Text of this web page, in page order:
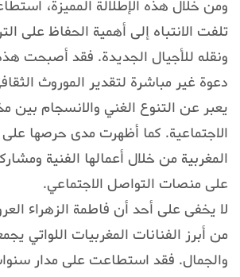
ومن خلال هذه الإطلالة المميزة،
تلفت الانتباه إلى أهمية الحفاظ على
ونقله للأجيال الجديدة. فقد أصبحت هذه
دعوة غير مباشرة لتقدير الموروث
يعبر عن التنوع الغني والانسجام بين
الاجتماعية. كما أظهرت مدى حرصها على
المغربية من خلال أعمالها الفنية
على منصات التواصل الاجتماعي.
لا يخفى على أحد أن فاطمة الزهراء
من أبرز الفنانات المغربيات اللواتي
والجمال. فقد استطاعت على مدار